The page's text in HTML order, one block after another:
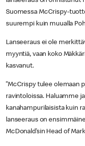
Suomessa McCrispy-
suurempi kuin muualla
Lanseeraus ei ole
myyntiä, vaan koko
kasvanut.
”McCrispy tulee olemaan
ravintoloissa. Haluamme
kanahampurilaisista kuin
lanseeraus on
McDonald’sin Head of